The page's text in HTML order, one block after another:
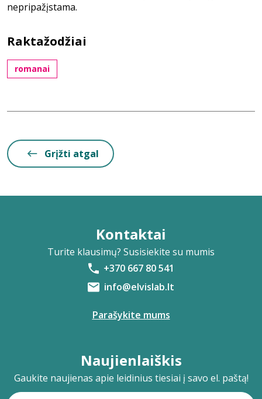
nepripažįstama.
Raktažodžiai
romanai
Grįžti atgal
Kontaktai
Turite klausimų? Susisiekite su mumis
+370 667 80 541
info@elvislab.lt
Parašykite mums
Naujienlaiškis
Gaukite naujienas apie leidinius tiesiai į savo el. paštą!